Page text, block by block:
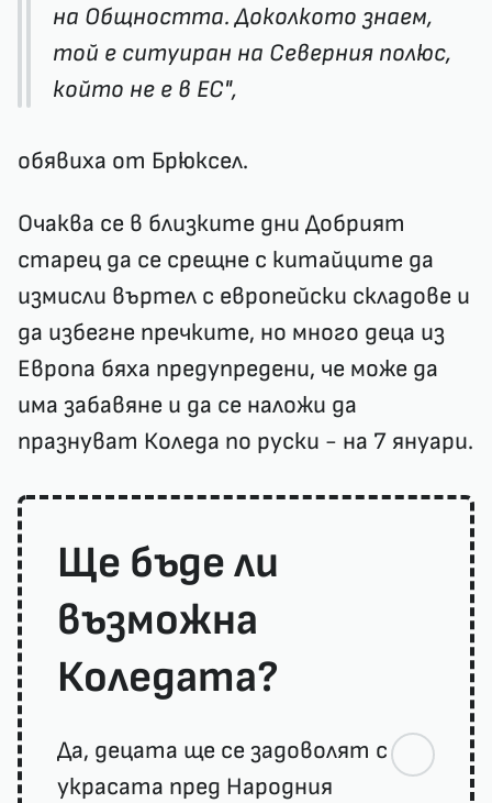
на Общността. Доколкото знаем,
той е ситуиран на Северния полюс,
който не е в ЕС",
обявиха от Брюксел.
Очаква се в близките дни Добрият
старец да се срещне с китайците да
измисли въртел с европейски складове и
да избегне пречките, но много деца из
Европа бяха предупредени, че може да
има забавяне и да се наложи да
празнуват Коледа по руски - на 7 януари.
Ще бъде ли
възможна
Коледата?
Да, децата ще се задоволят с
украсата пред Народния